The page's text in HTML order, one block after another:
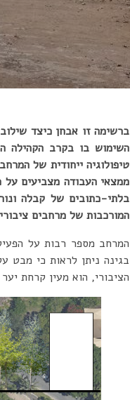
ברשימה זו אבחן כיצד
השימוש בו בקרב הקהילה
טיפולוגיה ייחודית של
ממצאי העבודה מצביעים על
בלתי-כתובים של קבלה
המורכבות של מרחבים
המרחב מספר רבות על
בגינה ניתן לראות כי מבט
הציבורי, הוא מעין קרחת